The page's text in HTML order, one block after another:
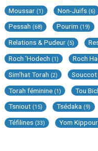
Moussar (1) Non-Juifs (6)
Pessah (68) Pourim (19)
Relations & Pudeur (5)
Roch 'Hodech (1) Roch
Sim'hat Torah (2) Souccot
Torah féminine (1) Tou
Tsniout (15) Tsédaka (9)
Téfilines (33) Yom Kippour